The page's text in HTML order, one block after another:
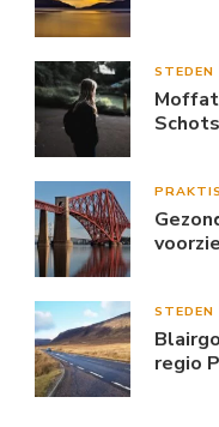
STEDEN
STEDEN
regio